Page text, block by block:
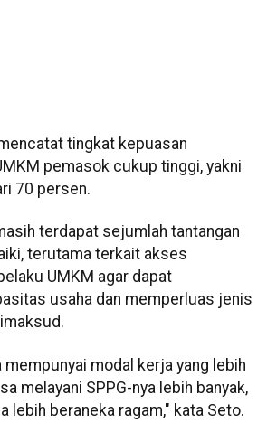
tingkat kepuasan
pemasok cukup tinggi, yakni
70 persen.
terdapat sejumlah tantangan
terutama terkait akses
UMKM agar dapat
usaha dan memperluas jenis
modal kerja yang lebih
melayani SPPG-nya lebih banyak,
lebih beraneka ragam," kata Seto.